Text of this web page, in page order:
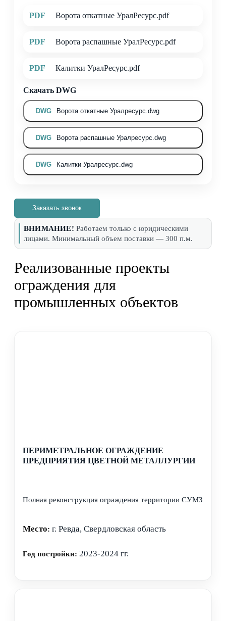
PDF Ворота откатные УралРесурс.pdf
PDF Ворота распашные УралРесурс.pdf
PDF Калитки УралРесурс.pdf
Скачать DWG
DWG Ворота откатные Уралресурс.dwg
DWG Ворота распашные Уралресурс.dwg
DWG Калитки Уралресурс.dwg
Заказать звонок
ВНИМАНИЕ! Работаем только с юридическими
лицами. Минимальный объем поставки — 300 п.м.
Реализованные проекты
ограждения для
промышленных объектов
ПЕРИМЕТРАЛЬНОЕ ОГРАЖДЕНИЕ
ПРЕДПРИЯТИЯ ЦВЕТНОЙ МЕТАЛЛУРГИИ
Полная реконструкция ограждения территории СУМЗ
Место: г. Ревда, Свердловская область
Год постройки: 2023-2024 гг.